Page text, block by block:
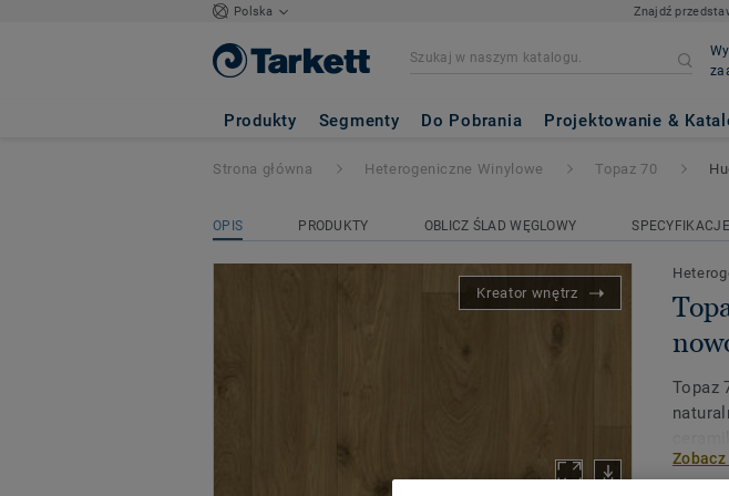
Polska Znajdź
Produkty Segmenty Do Pobrania Projektowanie &
Topaz 70 - Hudson Oak
Strona główna Heterogeniczne Winylowe Topaz 70
OPIS PRODUKTY OBLICZ ŚLAD WĘGLOWY SPECYFIKACJE
Kreator wnętrz
Topaz